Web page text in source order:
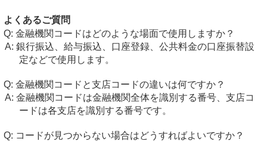
よくあるご質問
金融機関コードはどのような場面で使用しますか？
銀行振込、給与振込、口座登録、公共料金の口座振替設
定などで使用します。
金融機関コードと支店コードの違いは何ですか？
金融機関コードは金融機関全体を識別する番号、支店コ
ードは各支店を識別する番号です。
コードが見つからない場合はどうすればよいですか？